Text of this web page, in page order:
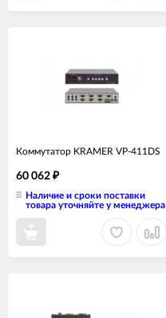
Коммутатор KRAMER VP-411DS
60 062 ₽
Наличие и сроки поставки
товара уточняйте у менеджера